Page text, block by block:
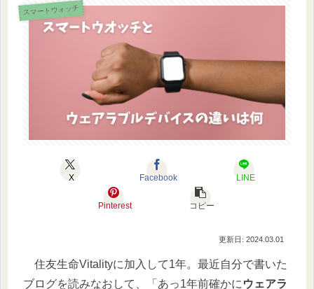
スマートウォッチ
X Facebook LINE
Pinterest コピー
2024.03.01
住友生命Vitalityに加入して1年。最近自分で書いた
ブログを読みなおして、「あっ1年前確かに ウェアラ